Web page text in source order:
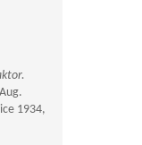
1934,